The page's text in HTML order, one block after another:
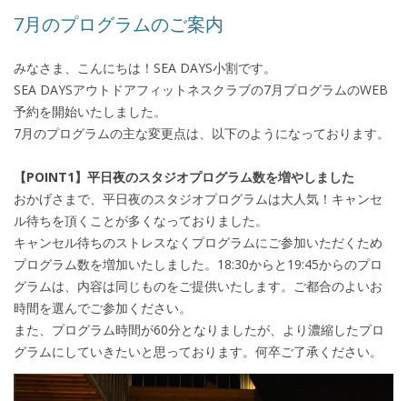
7月のプログラムのご案内
みなさま、こんにちは！SEA DAYS小割です。
SEA DAYSアウトドアフィットネスクラブの7月プログラムのWEB
予約を開始いたしました。
7月のプログラムの主な変更点は、以下のようになっております。
【POINT1】平日夜のスタジオプログラム数を増やしました
おかげさまで、平日夜のスタジオプログラムは大人気！キャンセ
ル待ちを頂くことが多くなっておりました。
キャンセル待ちのストレスなくプログラムにご参加いただくため
プログラム数を増加いたしました。18:30からと19:45からのプロ
グラムは、内容は同じものをご提供いたします。ご都合のよいお
時間を選んでご参加ください。
また、プログラム時間が60分となりましたが、より濃縮したプロ
グラムにしていきたいと思っております。何卒ご了承ください。